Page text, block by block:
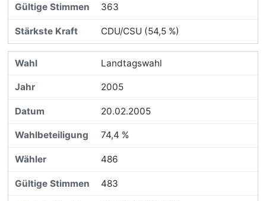
363
CDU/CSU (54,5 %)
Landtagswahl
2005
20.02.2005
74,4 %
486
483